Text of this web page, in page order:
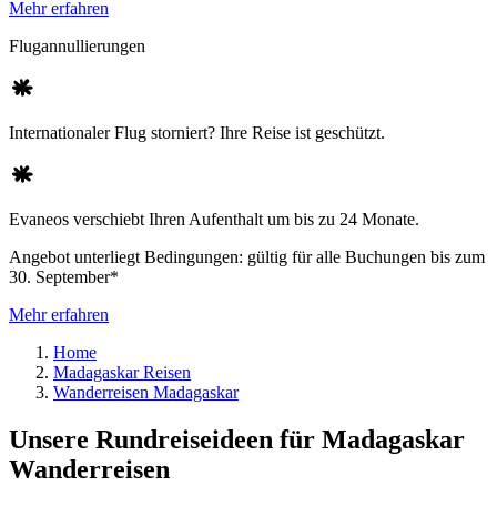
Mehr erfahren
Flugannullierungen
Internationaler Flug storniert? Ihre Reise ist geschützt.
Evaneos verschiebt Ihren Aufenthalt um bis zu 24 Monate.
Angebot unterliegt Bedingungen: gültig für alle Buchungen bis zum
30. September*
Mehr erfahren
Home
Madagaskar Reisen
Wanderreisen Madagaskar
Unsere Rundreiseideen für Madagaskar
Wanderreisen